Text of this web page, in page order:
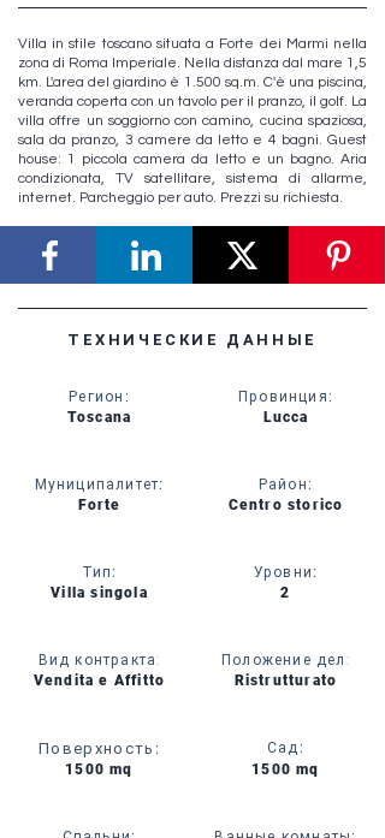
Villa in stile toscano situata a Forte dei Marmi nella
zona di Roma Imperiale. Nella distanza dal mare 1,5
km. L'area del giardino è 1.500 sq.m. C'è una piscina,
veranda coperta con un tavolo per il pranzo, il golf. La
villa offre un soggiorno con camino, cucina spaziosa,
sala da pranzo, 3 camere da letto e 4 bagni. Guest
house: 1 piccola camera da letto e un bagno. Aria
condizionata, TV satellitare, sistema di allarme,
internet. Parcheggio per auto. Prezzi su richiesta.
ТЕХНИЧЕСКИЕ ДАННЫЕ
Регион :
Toscana
Муниципалитет:
Forte
Тип:
Villa singola
Вид контракта:
Vendita e Affitto
Поверхность :
1500 mq
Провинция:
Lucca
Район:
Centro storico
Уровни:
2
Положение дел:
Ristrutturato
Сад:
1500 mq